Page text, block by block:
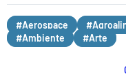
#Aerospace
#Ambiente
#Arte